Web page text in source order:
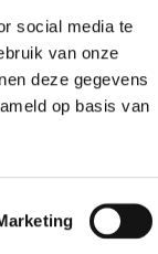
social media te
van onze
deze gegevens
op basis van